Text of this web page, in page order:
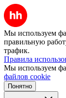
Мы используем
правильную
трафик.
Правила
Мы используем
файлов cookie
Понятно